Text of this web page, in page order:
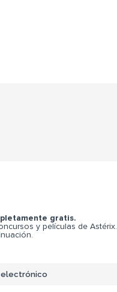
gratis.
y películas de Astérix.